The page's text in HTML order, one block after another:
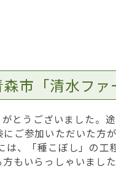
市「清水ファ
とうございました。
ご参加いただいた方
、「種こぼし」の工
もいらっしゃいまし